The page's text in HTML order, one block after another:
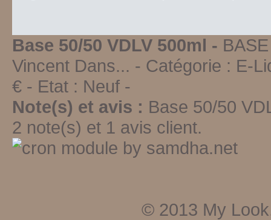
Base 50/50 VDLV 500ml -
Vincent Dans... - Catégorie : E-
€ - Etat : Neuf -
Note(s) et avis : Base 50/50
2 note(s) et 1 avis client.
© 2013 My Look